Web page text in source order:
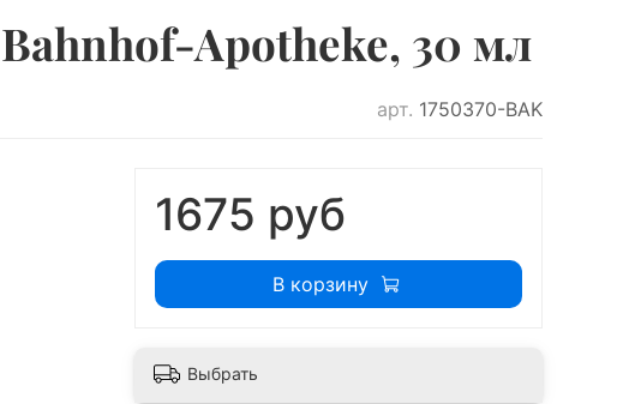
Apotheke, 30 мл
арт. 1750370-BAK
1675 руб
В корзину
Выбрать